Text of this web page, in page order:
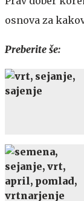
osnova za
Preberite še: